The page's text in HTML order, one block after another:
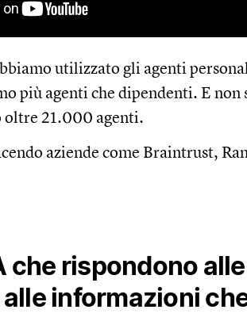
utilizzato gli agenti
più agenti che dipendenti. E
oltre 21.000 agenti.
aziende come Braintrust,
che rispondono
informazioni